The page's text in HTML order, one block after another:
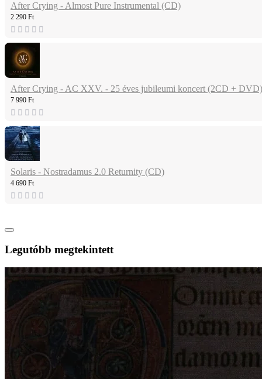
After Crying - Almost Pure Instrumental (CD)
2 290 Ft
After Crying - AC XXV. - 25 éves jubileumi koncert (2CD + DVD)
7 990 Ft
Solaris - Nostradamus 2.0 Returnity (CD)
4 690 Ft
Legutóbb megtekintett